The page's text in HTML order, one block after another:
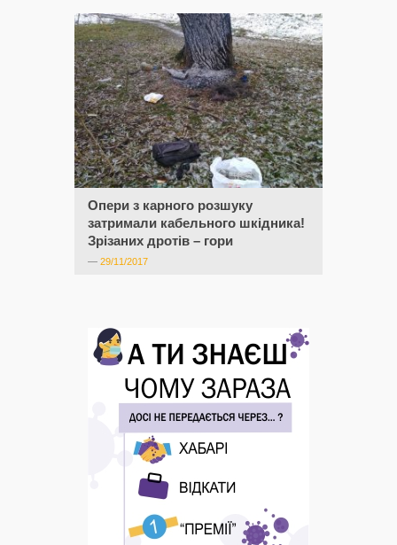
Опери з карного розшуку
затримали кабельного шкідника!
Зрізаних дротів – гори
— 29/11/2017